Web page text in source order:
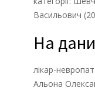
Васильович
На
лікар-
Альона